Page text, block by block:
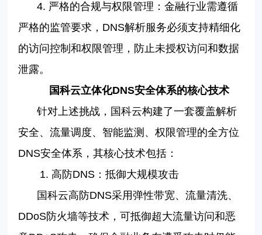
4. 严格的合规与权限管理：金融行业需遵循
严格的监管要求， DNS解析服务必须支持精细化
的访问控制和权限管理，防止未授权访问和数据
泄露。
国科云立体化DNS安全体系的核心技术
针对上述挑战，国科云构建了一套覆盖解析
安全、流量调度、智能监测、权限管理的全方位
DNS安全体系，其核心技术包括：
1.高防DNS ：抵御大规模攻击
国科云高防DNS采用弹性带宽、流量清洗、
DDoS防火墙等技术，可抵御超大流量访问和恶